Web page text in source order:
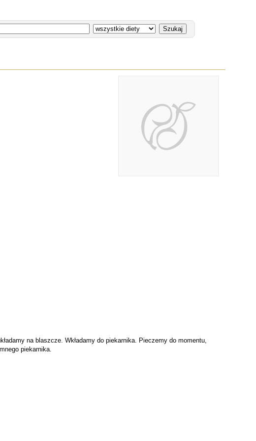
na blaszcze. Wkładamy do piekarnika. Pieczemy do momentu,
piekarnika.